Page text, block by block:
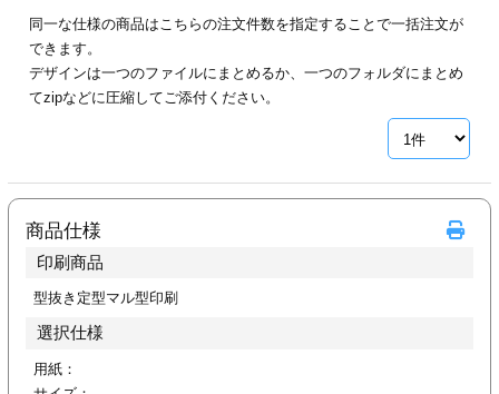
印刷
印刷
リーブ印刷
加工
カード印刷
フォルダー
ァイル印刷
同一な仕様の商品はこちらの注文件数を指定することで一括注文が
できます。
デザインは一つのファイルにまとめるか、一つのフォルダにまとめ
てzipなどに圧縮してご添付ください。
商品仕様
印刷商品
型抜き定型マル型印刷
選択仕様
用紙：